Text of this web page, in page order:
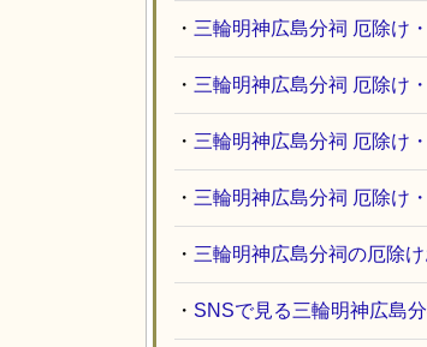
・ 三輪明神広島分祠 厄除け
・ 三輪明神広島分祠 厄除け
・ 三輪明神広島分祠 厄除け
・ 三輪明神広島分祠 厄除け
・ 三輪明神広島分祠の厄除
・ SNSで見る三輪明神広島